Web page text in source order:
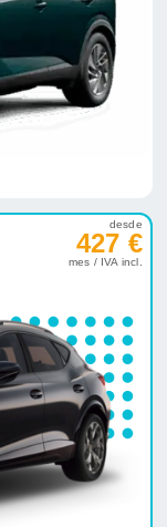
desde
427 €
mes / IVA incl.